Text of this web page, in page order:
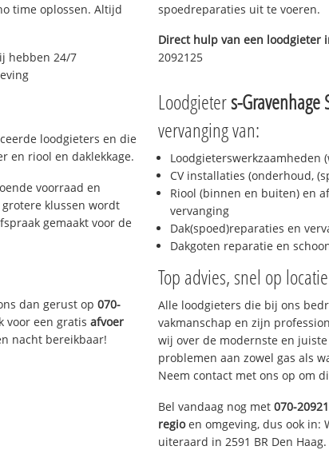
time oplossen. Altijd
hebben 24/7
loodgieters en die
en riool en daklekkage.
voorraad en
klussen wordt
gemaakt voor de
dan gerust op070-
voor een gratisafvoer
nacht bereikbaar!
spoedreparaties uit te voeren.
Direct hulp van een loodgieter
2092125
Loodgieters-Gravenhage
vervanging van:
Loodgieterswerkzaamheden
CV installaties (onderhoud,
Riool (binnen en buiten) en
vervanging
Dak(spoed)reparaties en
Dakgoten reparatie en
Top advies, snel op
Alle loodgieters die bij ons
vakmanschap en zijn
wij over de modernste en
problemen aan zowel gas als
Neem contact met ons op om
Bel vandaag nog met 070-
regioen omgeving, dus ook in:
uiteraard in 2591 BR Den Haag.